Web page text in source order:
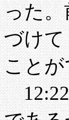
った。
づけ
こと
12:22-